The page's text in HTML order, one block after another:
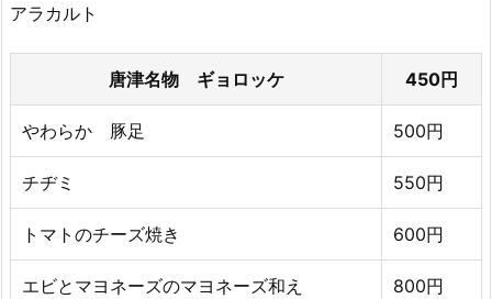
アラカルト
唐津名物 ギョロッケ 450円
やわらか 豚足 500円
チヂミ 550円
トマトのチーズ焼き 600円
エビとマヨネーズのマヨネーズ和え 800円